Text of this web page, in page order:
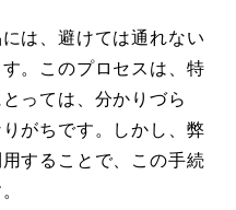
は、避けては通れない
。このプロセスは、特
っては、分かりづら
がちです。しかし、弊
することで、この手続